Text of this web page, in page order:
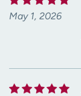
May 1, 2026